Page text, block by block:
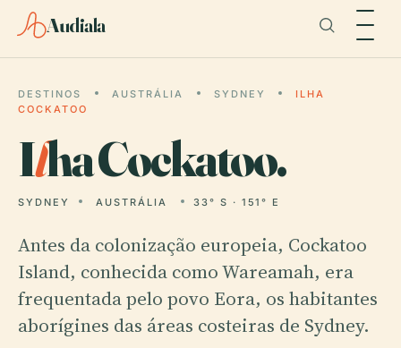
Audiala
DESTINOS AUSTRÁLIA SYDNEY
ILHA
COCKATOO
Ilha Cockatoo.
SYDNEY AUSTRÁLIA 33° S · 151° E
Antes da colonização europeia, Cockatoo
Island, conhecida como Wareamah, era
frequentada pelo povo Eora, os habitantes
aborígines das áreas costeiras de Sydney.